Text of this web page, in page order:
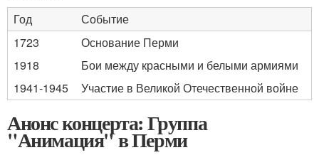
Год
Событие
1723
Основание Перми
1918
Бои между красными и белыми армиями
1941-1945
Участие в Великой Отечественной войне
Анонс концерта: Группа
"Анимация" в Перми